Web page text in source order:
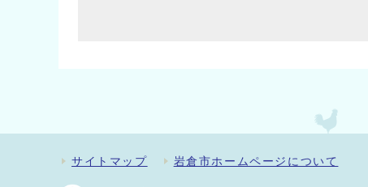
サイトマップ 岩倉市ホームページについて